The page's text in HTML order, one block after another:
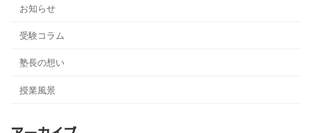
お知らせ
受験コラム
塾長の想い
授業風景